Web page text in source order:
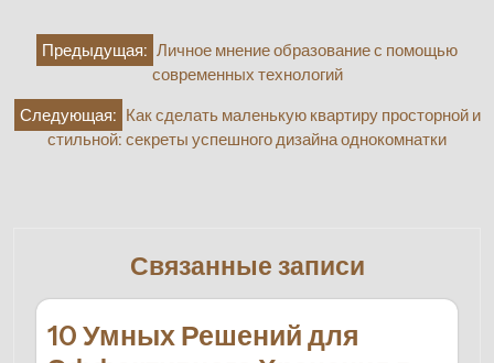
Навигация
по
записям
Предыдущая: Личное мнение образование с помощью
современных технологий
Следующая: Как сделать маленькую квартиру просторной и
стильной: секреты успешного дизайна однокомнатки
Связанные записи
10 Умных Решений для